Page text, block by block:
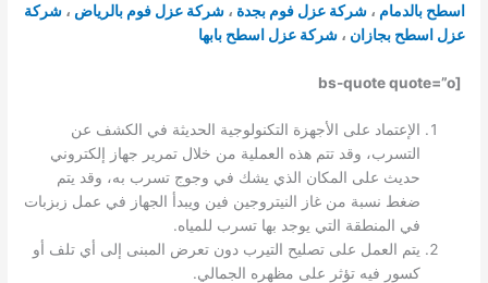
اسطح بالدمام ،شركة عزل فوم بجدة ،شركة عزل فوم بالرياض ،شركة
عزل اسطح بجازان ،شركة عزل اسطح بابها
[bs-quote quote=”o
الإعتماد على الأجهزة التكنولوجية الحديثة في الكشف عن
التسرب، وقد تتم هذه العملية من خلال تمرير جهاز إلكتروني
حديث على المكان الذي يشك في وجوج تسرب به، وقد يتم
ضغط نسبة من غاز النيتروجين فين ويبدأ الجهاز في عمل زبزبات
في المنطقة التي يوجد بها تسرب للمياه.
يتم العمل على تصليح التيرب دون تعرض المبنى إلى أي تلف أو
كسور فيه تؤثر على مظهره الجمالي.